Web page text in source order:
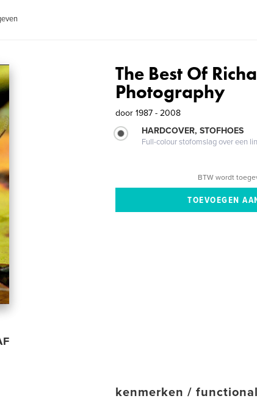
The Best Of
Photography
door 1987 - 2008
HARDCOVER, STOFHOES
Full-colour stofomslag over een
BTW wordt
kenmerken /